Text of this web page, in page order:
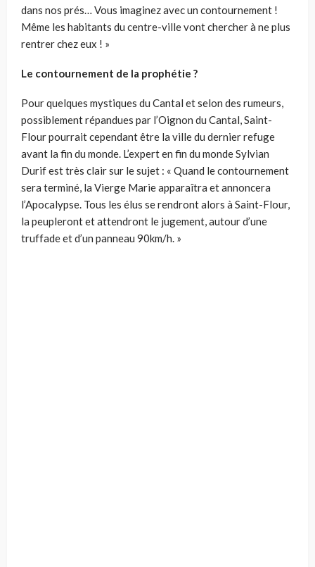
dans nos prés… Vous imaginez avec un contournement !
Même les habitants du centre-ville vont chercher à ne plus
rentrer chez eux ! »
Le contournement de la prophétie ?
Pour quelques mystiques du Cantal et selon des rumeurs,
possiblement répandues par l’Oignon du Cantal, Saint-
Flour pourrait cependant être la ville du dernier refuge
avant la fin du monde. L’expert en fin du monde Sylvian
Durif est très clair sur le sujet : « Quand le contournement
sera terminé, la Vierge Marie apparaîtra et annoncera
l’Apocalypse. Tous les élus se rendront alors à Saint-Flour,
la peupleront et attendront le jugement, autour d’une
truffade et d’un panneau 90km/h. »